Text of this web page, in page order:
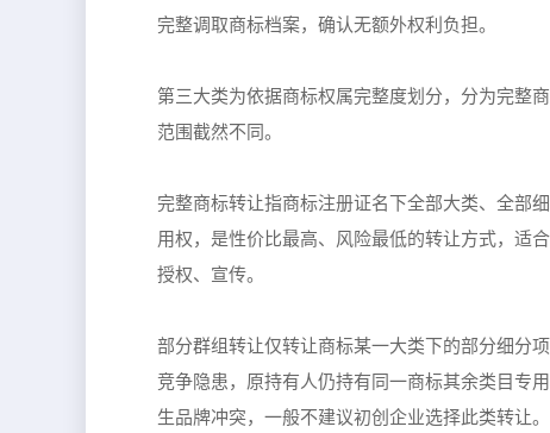
完整调取商标档案，确认无额外权利负担。
第三大类为依据商标权属完整度划分，分为完整
范围截然不同。
完整商标转让指商标注册证名下全部大类、全部
用权，是性价比最高、风险最低的转让方式，适
授权、宣传。
部分群组转让仅转让商标某一大类下的部分细分
竞争隐患，原持有人仍持有同一商标其余类目专
生品牌冲突，一般不建议初创企业选择此类转让。